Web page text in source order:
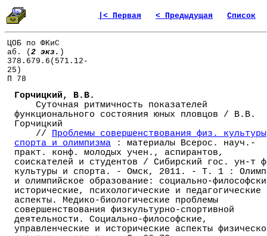
|< Первая < Предыдущая Список
ЦОБ по ФКиС
аб. ( 2 экз. )
378.679.6(571.12-
25)
П 78
Горчицкий, В.В.
Суточная ритмичность показателей
функционального состояния юных пловцов / В.В.
Горчицкий
// Проблемы совершенствования физ.
спорта и олимпизма : материалы Всерос. науч.-
практ. конф. молодых учен., аспирантов,
соискателей и студентов / Сибирский гос. ун-т
культуры и спорта. - Омск, 2011. - Т. 1 :
и олимпийское образование: социально-
исторические, психологические и педагогические
аспекты. Медико-биологические проблемы
совершенствования физкультурно-спортивной
деятельности. Социально-философские,
управленческие и исторические аспекты